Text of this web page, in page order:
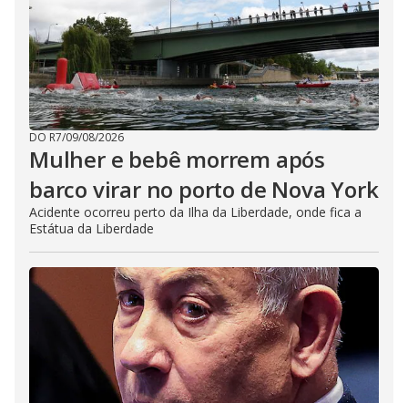
DO R7/09/08/2026
Mulher e bebê morrem após
barco virar no porto de Nova York
Acidente ocorreu perto da Ilha da Liberdade, onde fica a
Estátua da Liberdade